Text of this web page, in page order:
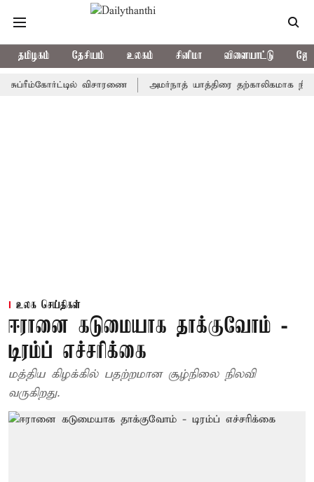
தமிழகம் தேசியம் உலகம் சினிமா விளையாட்டு
விசாரணை அமர்நாத் யாத்திரை தற்காலிகமாக நிறுத்தம்
உலக செய்திகள்
ஈரானை கடுமையாக தாக்குவோம் -
டிரம்ப் எச்சரிக்கை
மத்திய கிழக்கில் பதற்றமான சூழ்நிலை நிலவி
வருகிறது.